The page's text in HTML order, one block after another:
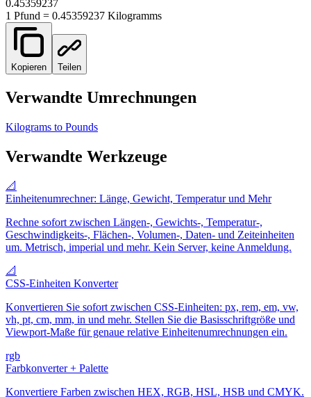
0.45359237
1 Pfund = 0.45359237 Kilogramms
Kopieren Teilen
Verwandte Umrechnungen
Kilograms to Pounds
Verwandte Werkzeuge
📐
Einheitenumrechner: Länge, Gewicht, Temperatur und Mehr
Rechne sofort zwischen Längen-, Gewichts-, Temperatur-,
Geschwindigkeits-, Flächen-, Volumen-, Daten- und Zeiteinheiten
um. Metrisch, imperial und mehr. Kein Server, keine Anmeldung.
📐
CSS-Einheiten Konverter
Konvertieren Sie sofort zwischen CSS-Einheiten: px, rem, em, vw,
vh, pt, cm, mm, in und mehr. Stellen Sie die Basisschriftgröße und
Viewport-Maße für genaue relative Einheitenumrechnungen ein.
rgb
Farbkonverter + Palette
Konvertiere Farben zwischen HEX, RGB, HSL, HSB und CMYK.